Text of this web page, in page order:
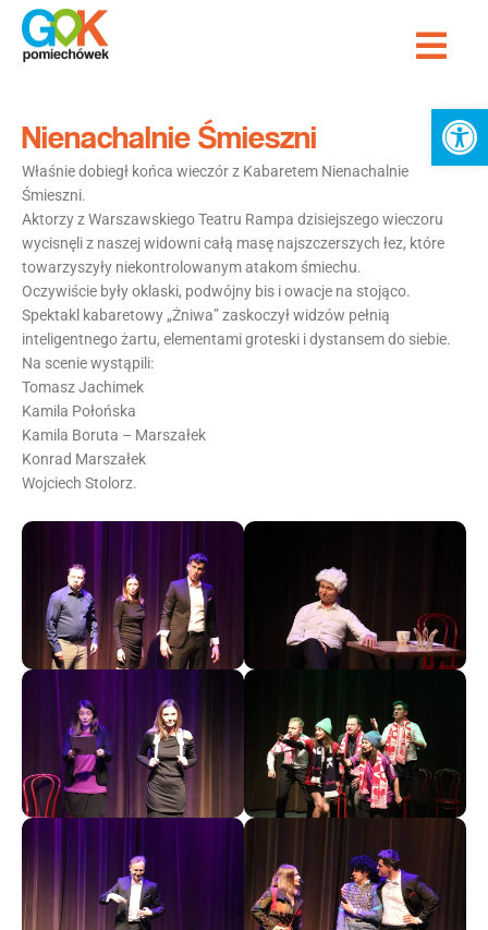
Przejdź
treści
Nienachalnie Śmieszni
Właśnie dobiegł końca wieczór z Kabaretem Nienachalnie
Śmieszni.
Aktorzy z Warszawskiego Teatru Rampa dzisiejszego wieczoru
wycisnęli z naszej widowni całą masę najszczerszych łez, które
towarzyszyły niekontrolowanym atakom śmiechu.
Oczywiście były oklaski, podwójny bis i owacje na stojąco.
Spektakl kabaretowy „Żniwa” zaskoczył widzów pełnią
inteligentnego żartu, elementami groteski i dystansem do siebie.
Na scenie wystąpili:
Tomasz Jachimek
Kamila Połońska
Kamila Boruta – Marszałek
Konrad Marszałek
Wojciech Stolorz.